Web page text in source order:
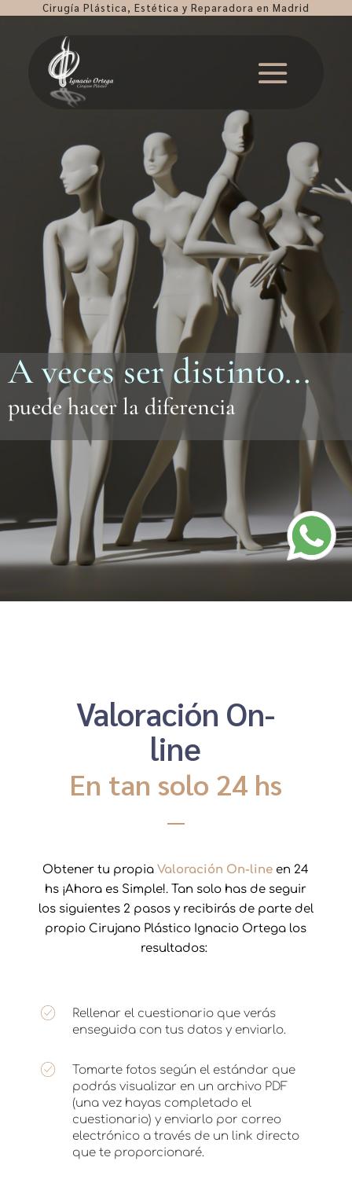
Cirugía Plástica, Estética y Reparadora en Madrid
A veces ser distinto...
puede hacer la diferencia
Valoración On-
line
En tan solo 24 hs
Obtener tu propiaValoración On-line en 24
hs ¡Ahora es Simple!. Tan solo has de seguir
los siguientes 2 pasos y recibirás de parte del
propio Cirujano Plástico Ignacio Ortega los
resultados:
Rellenar el cuestionario que verás
enseguida con tus datos y enviarlo.
Tomarte fotos según el estándar que
podrás visualizar en un archivo PDF
(una vez hayas completado el
cuestionario) y enviarlo por correo
electrónico a través de un link directo
que te proporcionaré.